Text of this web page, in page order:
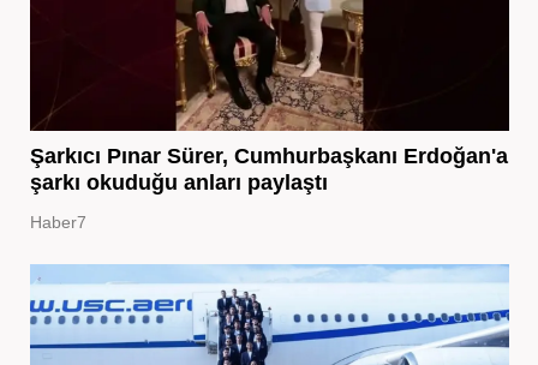
Şarkıcı Pınar Sürer, Cumhurbaşkanı Erdoğan'a
şarkı okuduğu anları paylaştı
Haber7